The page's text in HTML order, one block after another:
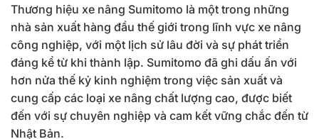
Thương hiệu xe nâng Sumitomo là một trong những
nhà sản xuất hàng đầu thế giới trong lĩnh vực xe nâng
công nghiệp, với một lịch sử lâu đời và sự phát triển
đáng kể từ khi thành lập. Sumitomo đã ghi dấu ấn với
hơn nửa thế kỷ kinh nghiệm trong việc sản xuất và
cung cấp các loại xe nâng chất lượng cao, được biết
đến với sự chuyên nghiệp và cam kết vững chắc đến từ
Nhật Bản.